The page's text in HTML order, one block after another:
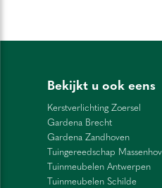
Bekijkt u ook eens
Kerstverlichting Zoersel
Gardena Brecht
Gardena Zandhoven
Tuingereedschap
Tuinmeubelen Antwerpen
Tuinmeubelen Schilde